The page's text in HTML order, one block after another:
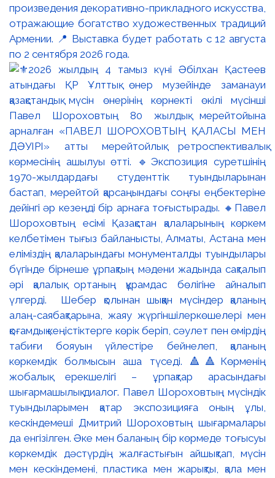
произведения декоративно-прикладного искусства,
отражающие богатство художественных традиций
Армении. 📍 Выставка будет работать с 12 августа
по 2 сентября 2026 года.